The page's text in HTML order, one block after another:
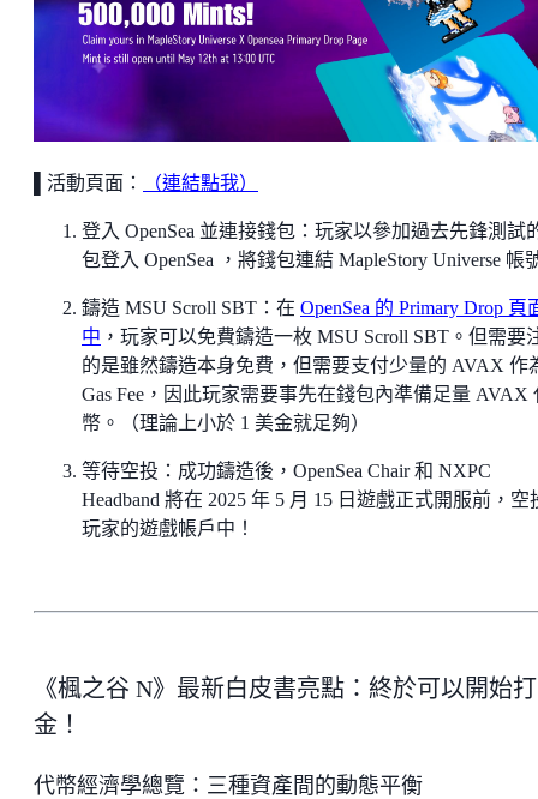
▌活動頁面： （連結點我）
登入 OpenSea 並連接錢包：玩家以參加過去先鋒測試
包登入 OpenSea ，將錢包連結 MapleStory Universe 帳
鑄造 MSU Scroll SBT：在 OpenSea 的 Primary Drop 頁
中 ，玩家可以免費鑄造一枚 MSU Scroll SBT。但需要
的是雖然鑄造本身免費，但需要支付少量的 AVAX 作
Gas Fee，因此玩家需要事先在錢包內準備足量 AVAX
幣。（理論上小於 1 美金就足夠）
等待空投：成功鑄造後，OpenSea Chair 和 NXPC
Headband 將在 2025 年 5 月 15 日遊戲正式開服前，空
玩家的遊戲帳戶中！
《楓之谷 N》最新白皮書亮點：終於可以開始打
金！
代幣經濟學總覽：三種資產間的動態平衡